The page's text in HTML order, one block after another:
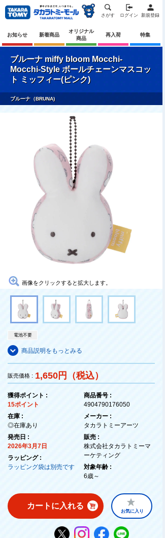
さがす ログイン 新規登録
お知らせ 新着商品
オリジナル
商品
再入荷 特集
ブルーナ miffy bloom Mocchi-
Mocchi-Style ボールチェーンマスコッ
ト ミッフィー(ピンク)
ブルーナ（BRUNA)
画像をクリックすると拡大します。
電池不要
商品説明をもっとみる
販売価格 : 1,650円（税込）
獲得ポイント :
15ポイント
在庫 :
◎在庫あり
発売日 :
2026年3月7日
ラッピング :
ラッピング袋は別売です
商品番号 :
4904790176050
メーカー :
タカラトミーアーツ
販売 :
株式会社タカラトミーマ
ーケティング
対象年齢 :
6歳～
カートに入れる
お気に入り